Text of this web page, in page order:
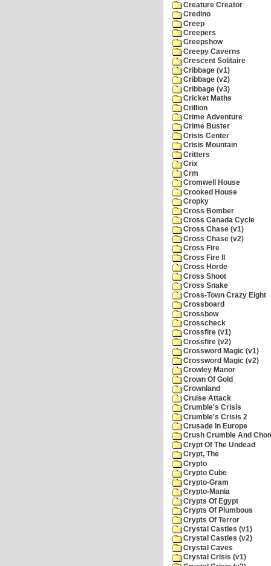
Creature Creator
Credino
Creep
Creepers
Creepshow
Creepy Caverns
Crescent Solitaire
Cribbage (v1)
Cribbage (v2)
Cribbage (v3)
Cricket Maths
Crillion
Crime Adventure
Crime Buster
Crisis Center
Crisis Mountain
Critters
Crix
Crm
Cromwell House
Crooked House
Cropky
Cross Bomber
Cross Canada Cycle
Cross Chase (v1)
Cross Chase (v2)
Cross Fire
Cross Fire II
Cross Horde
Cross Shoot
Cross Snake
Cross-Town Crazy Eight
Crossboard
Crossbow
Crosscheck
Crossfire (v1)
Crossfire (v2)
Crossword Magic (v1)
Crossword Magic (v2)
Crowley Manor
Crown Of Gold
Crownland
Cruise Attack
Crumble's Crisis
Crumble's Crisis 2
Crusade In Europe
Crush Crumble And
Crypt Of The Undead
Crypt, The
Crypto
Crypto Cube
Crypto-Gram
Crypto-Mania
Crypts Of Egypt
Crypts Of Plumbous
Crypts Of Terror
Crystal Castles (v1)
Crystal Castles (v2)
Crystal Caves
Crystal Crisis (v1)